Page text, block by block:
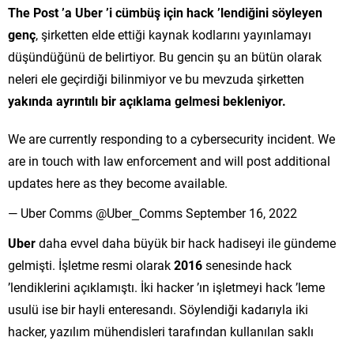
The Post ’a Uber ’i cümbüş için hack ’lendiğini söyleyen
genç, şirketten elde ettiği kaynak kodlarını yayınlamayı
düşündüğünü de belirtiyor. Bu gencin şu an bütün olarak
neleri ele geçirdiği bilinmiyor ve bu mevzuda şirketten
yakında ayrıntılı bir açıklama gelmesi bekleniyor.
We are currently responding to a cybersecurity incident. We
are in touch with law enforcement and will post additional
updates here as they become available.
— Uber Comms @Uber_Comms September 16, 2022
Uberdaha evvel daha büyük bir hack hadiseyi ile gündeme
gelmişti. İşletme resmi olarak2016senesinde hack
’lendiklerini açıklamıştı. İki hacker ’ın işletmeyi hack ’leme
usulü ise bir hayli enteresandı. Söylendiği kadarıyla iki
hacker, yazılım mühendisleri tarafından kullanılan saklı